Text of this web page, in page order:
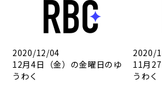
2020/12/04
12月4日（金）の金曜日のゆ
うわく
2020/
11月
うわく